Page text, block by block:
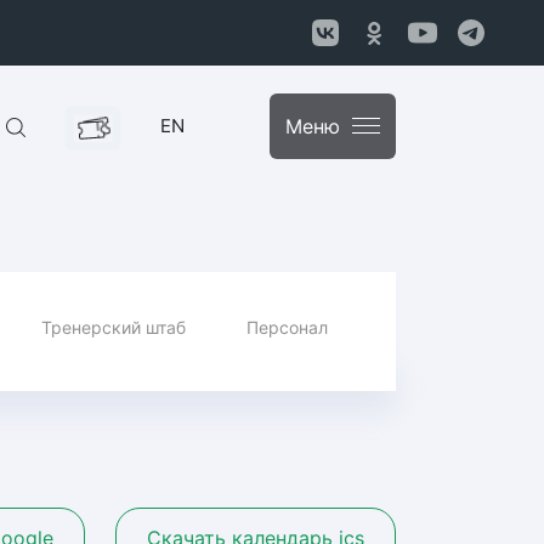
EN Меню
Тренерский штаб Персонал
Скачать календарь ics